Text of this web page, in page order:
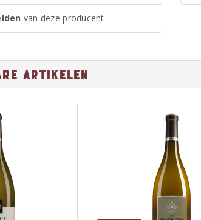
van deze producent
artikelen